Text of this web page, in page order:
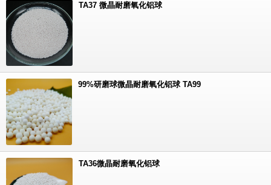
TA37 微晶耐磨氧化铝球
99%研磨球微晶耐磨氧化铝球 TA99
TA36微晶耐磨氧化铝球